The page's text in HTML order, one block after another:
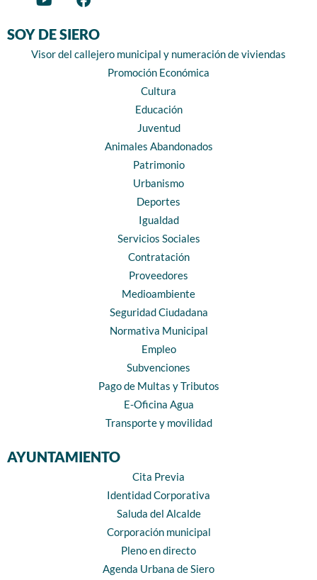
SOY DE SIERO
Visor del callejero municipal y numeración de viviendas
Promoción Económica
Cultura
Educación
Juventud
Animales Abandonados
Patrimonio
Urbanismo
Deportes
Igualdad
Servicios Sociales
Contratación
Proveedores
Medioambiente
Seguridad Ciudadana
Normativa Municipal
Empleo
Subvenciones
Pago de Multas y Tributos
E-Oficina Agua
Transporte y movilidad
AYUNTAMIENTO
Cita Previa
Identidad Corporativa
Saluda del Alcalde
Corporación municipal
Pleno en directo
Agenda Urbana de Siero